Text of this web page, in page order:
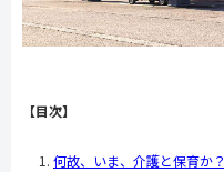
【目次】
何故、いま、介護と保育か？